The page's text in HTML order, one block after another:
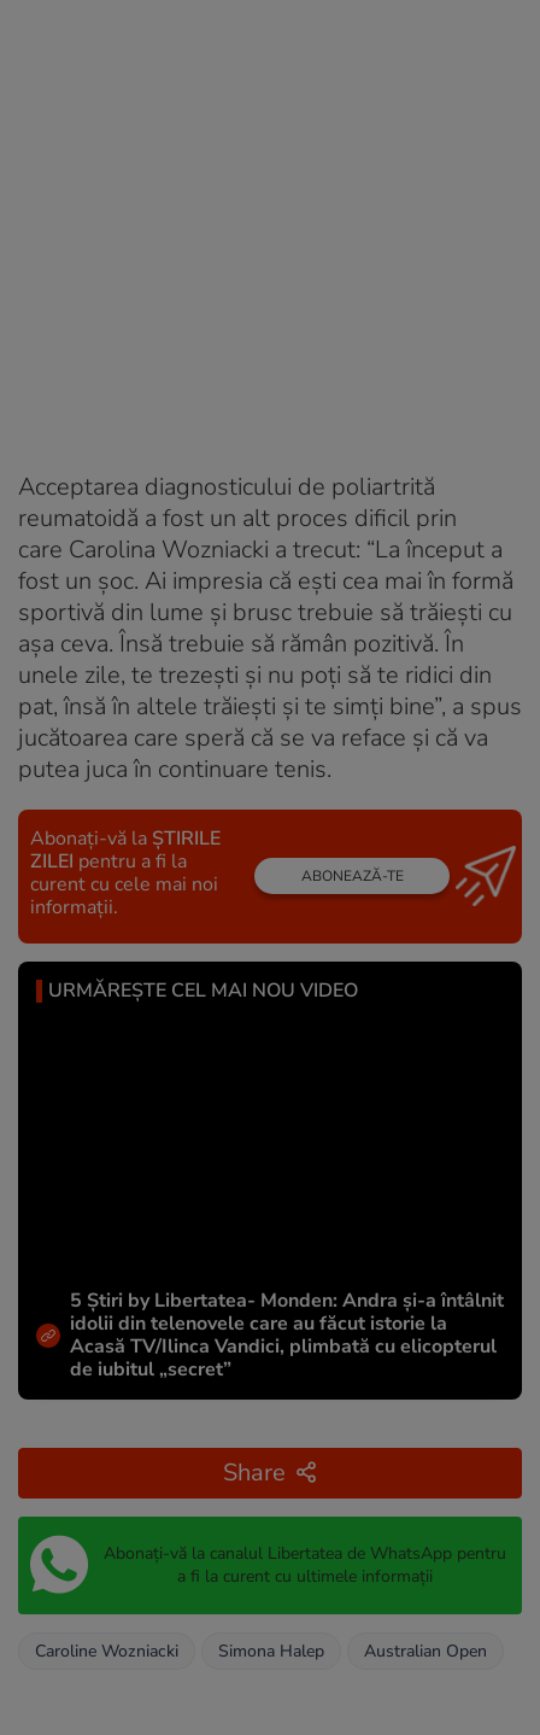
Acceptarea diagnosticului de poliartrită
reumatoidă a fost un alt proces dificil prin
care Carolina Wozniacki a trecut: “La început a
fost un şoc. Ai impresia că eşti cea mai în formă
sportivă din lume şi brusc trebuie să trăieşti cu
aşa ceva. Însă trebuie să rămân pozitivă. În
unele zile, te trezeşti şi nu poţi să te ridici din
pat, însă în altele trăieşti şi te simţi bine”, a spus
jucătoarea care speră că se va reface și că va
putea juca în continuare tenis.
Abonați-vă la ȘTIRILE
ZILEI pentru a fi la
curent cu cele mai noi
informații.
ABONEAZĂ-TE
URMĂREȘTE CEL MAI NOU VIDEO
5 Știri by Libertatea- Monden: Andra și-a întâlnit
idolii din telenovele care au făcut istorie la
Acasă TV/Ilinca Vandici, plimbată cu elicopterul
de iubitul „secret”
Share
Abonați-vă la canalul Libertatea de WhatsApp pentru
a fi la curent cu ultimele informații
Caroline Wozniacki Simona Halep Australian Open